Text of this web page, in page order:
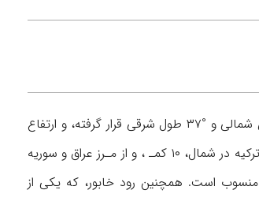
شهری تاریخی، و مرکز شهرستان زاخو، از توابع استان دهوک در اقلیم کردستان عراق. این شهر میان °۴۲ عرض شمالی و °۳۷ طول شرقی قرار گرفته، و ارتفاع
آن از سطح دریا ۴۴۰ متر اسـت. زاخو در ۵۳کیلومتـری دهوک ــ مرکز استـان ــ قرار دارد و فـاصلۀ آن از مرز عراق و ترکیه در شمال، ۱۰ کمـ ، و از مـرز عراق و سوریه
منسوب است. همچنین رود خابور، که یکی از